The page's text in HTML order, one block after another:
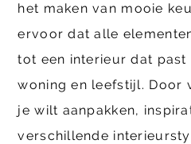
het maken van mooie
ervoor dat alle
tot een interieur dat past
woning en leefstijl. Door
je wilt aanpakken,
verschillende